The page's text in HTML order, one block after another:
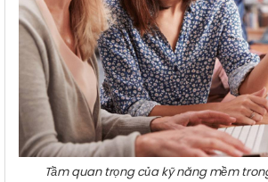
Tầm quan trọng của kỹ năng mềm